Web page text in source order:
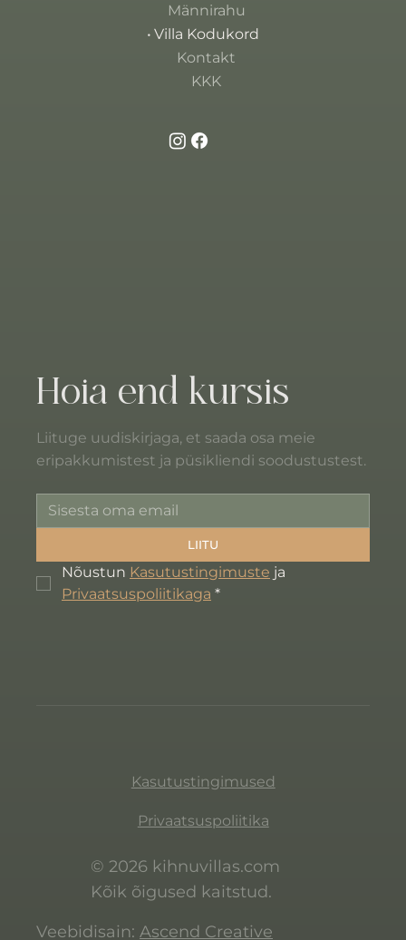
Kasutustingimused
Privaatsuspoliitika
© 2026 kihnuvillas.com
Kõik õigused kaitstud.
Veebidisain: Ascend Creative
Männirahu
Villa Kodukord
Kontakt
KKK
Hoia end kursis
Liituge uudiskirjaga, et saada osa meie
eripakkumistest ja püsikliendi soodustustest.
LIITU
Nõustun Kasutustingimuste
Privaatsuspoliitikaga *